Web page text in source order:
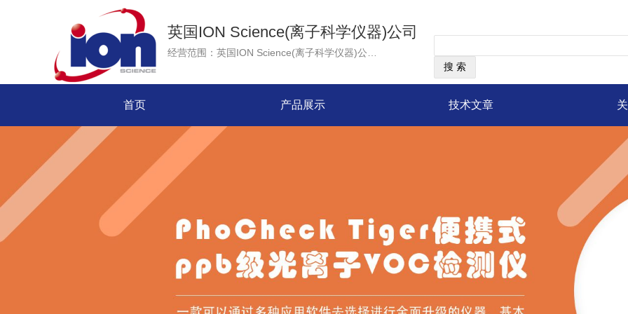
英国ION Science(离子科学仪器)公司
首页 产品展示 技术文章